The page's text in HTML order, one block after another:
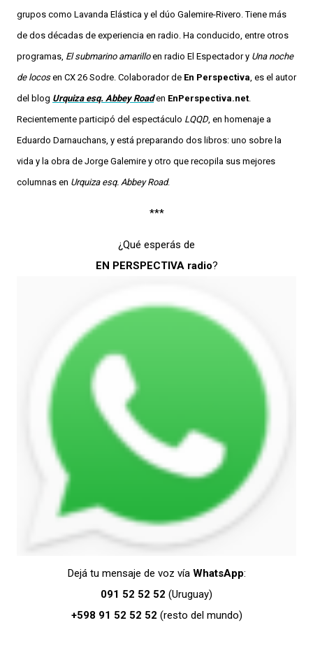
grupos como Lavanda Elástica y el dúo Galemire-Rivero. Tiene más
de dos décadas de experiencia en radio. Ha conducido, entre otros
programas, El submarino amarilloen radio El Espectador y Una noche
de locosen CX 26 Sodre. Colaborador de En Perspectiva, es el autor
del blog Urquiza esq. Abbey Roaden EnPerspectiva.net.
Recientemente participó del espectáculo LQQD, en homenaje a
Eduardo Darnauchans, y está preparando dos libros: uno sobre la
vida y la obra de Jorge Galemire y otro que recopila sus mejores
columnas en Urquiza esq. Abbey Road.
***
¿Qué esperás de
EN PERSPECTIVA radio?
Dejá tu mensaje de voz vía WhatsApp:
091 52 52 52 (Uruguay)
+598 91 52 52 52 (resto del mundo)